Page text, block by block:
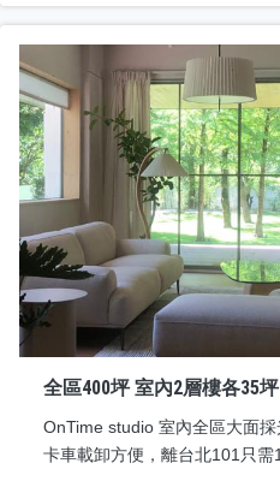
全區400坪 室內2層樓各35坪
OnTime studio 室內全區大面
卡車載卸方便，離台北101只需